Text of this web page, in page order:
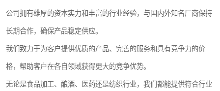
公司拥有雄厚的资本实力和丰富的行业经验，与国内外知名厂商保持
长期合作，确保产品稳定供应。
我们致力于为客户提供优质的产品、完善的服务和具有竞争力的价
格，帮助客户在各自领域获得更大的竞争优势。
无论是食品加工、酿酒、医药还是纺织行业，我们都能提供符合行业